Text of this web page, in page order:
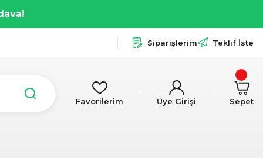
Siparişlerim Teklif İste
Favorilerim Üye Girişi Sepet